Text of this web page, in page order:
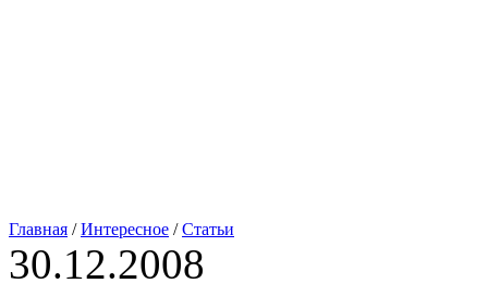
Главная /Интересное /Статьи
30.12.2008